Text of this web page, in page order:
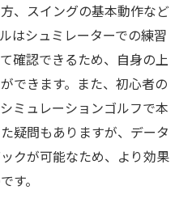
、スイングの基本動作など
はシュミレーターでの練習
確認できるため、自身の上
できます。また、初心者の
ミュレーションゴルフで本
疑問もありますが、データ
クが可能なため、より効果
す。